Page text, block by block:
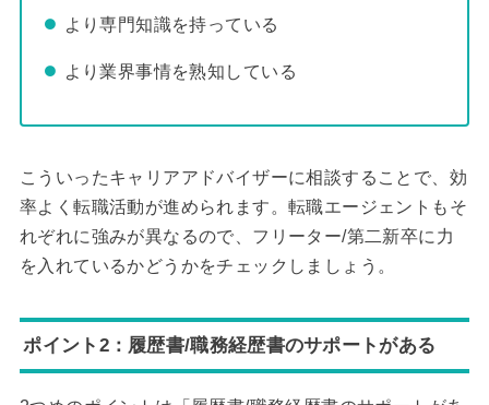
より専門知識を持っている
より業界事情を熟知している
こういったキャリアアドバイザーに相談することで、効
率よく転職活動が進められます。転職エージェントもそ
れぞれに強みが異なるので、フリーター/第二新卒に力
を入れているかどうかをチェックしましょう。
ポイント2：履歴書/職務経歴書のサポートがある